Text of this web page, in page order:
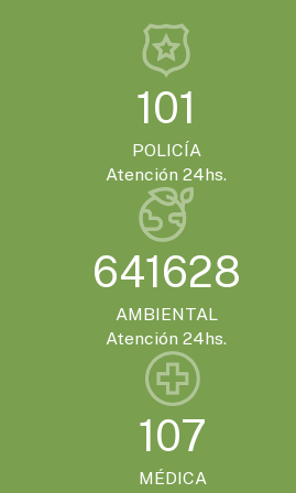
101
POLICÍA
Atención 24hs.
641628
AMBIENTAL
Atención 24hs.
107
MÉDICA